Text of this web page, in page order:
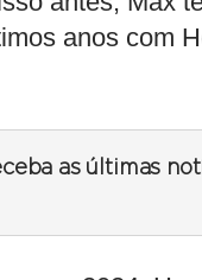
anos com
as últimas